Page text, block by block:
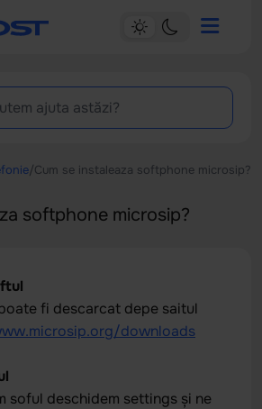
/Cum se instaleaza softphone microsip?
softphone microsip?
fi descarcat depe saitul
downloads
soful deschidem settings și ne